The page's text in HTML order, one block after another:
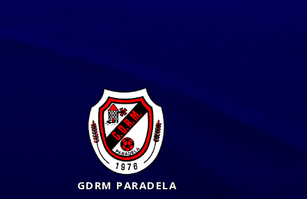
GDRM PARADELA